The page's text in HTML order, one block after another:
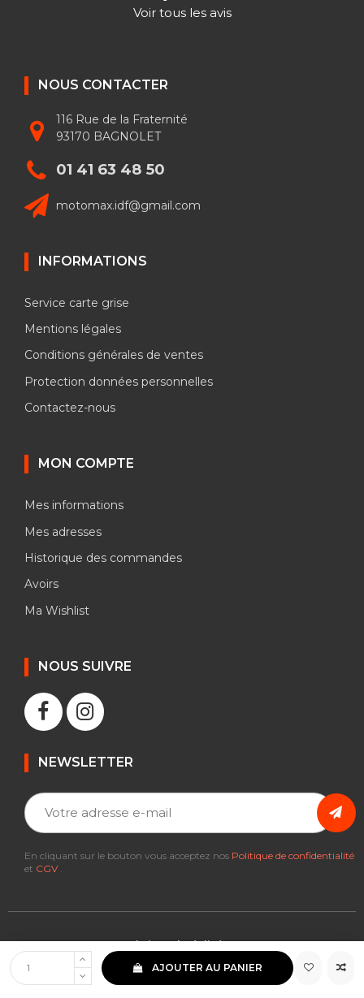
AJOUTER AU PANIER
Voir tous les avis
NOUS CONTACTER
116 Rue de la Fraternité
93170 BAGNOLET
01 41 63 48 50
motomax.idf@gmail.com
INFORMATIONS
Service carte grise
Mentions légales
Conditions générales de ventes
Protection données personnelles
Contactez-nous
MON COMPTE
Mes informations
Mes adresses
Historique des commandes
Avoirs
Ma Wishlist
NOUS SUIVRE
NEWSLETTER
En cliquant sur le bouton vous acceptez nos Politique de confidentialité
et CGV
© 2021 Motomax France | Siteweb réalisé avec ❤️ par veZwa.com &
Findskill.fr